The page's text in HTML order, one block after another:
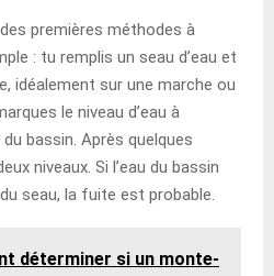
premières méthodes à
: tu remplis un seau d’eau et
idéalement sur une marche ou
le niveau d’eau à
bassin. Après quelques
niveaux. Si l’eau du bassin
seau, la fuite est probable.
déterminer si un monte-